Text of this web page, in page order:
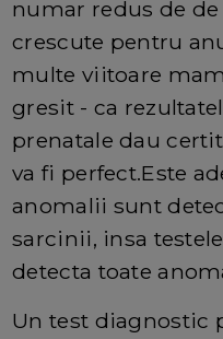
numar redus de
crescute pentru
multe viitoare
gresit - ca
prenatale dau
va fi perfect.Este
anomalii sunt
sarcinii, insa
detecta toate
Un test diagnostic